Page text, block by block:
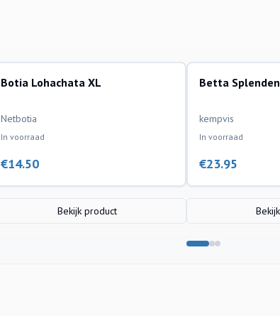
aquariumvissen
Botia Lohachata XL
Netbotia
In voorraad
€14.50
Bekijk product
aquariumvissen
Betta
kempvis
In voorraad
€23.95